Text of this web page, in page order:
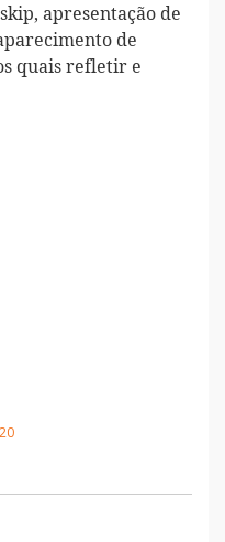
apresentação de
de
quais refletir e